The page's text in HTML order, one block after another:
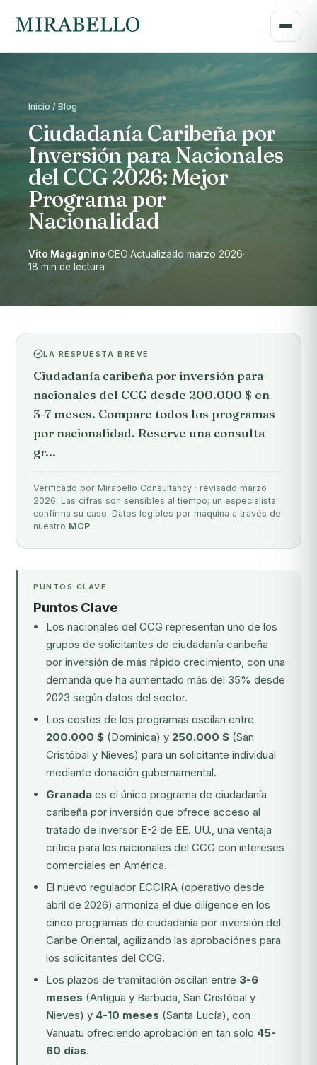
Inicio / Blog
Ciudadanía Caribeña por
Inversión para Nacionales
del CCG 2026: Mejor
Programa por
Nacionalidad
Vito Magagnino·CEO·Actualizado marzo 2026·
18 min de lectura
LA RESPUESTA BREVE
Ciudadanía caribeña por inversión para
nacionales del CCG desde 200.000 $ en
3-7 meses. Compare todos los programas
por nacionalidad. Reserve una consulta
gr...
Verificado por Mirabello Consultancy · revisado marzo
2026. Las cifras son sensibles al tiempo; un especialista
confirma su caso. Datos legibles por máquina a través de
nuestro MCP.
PUNTOS CLAVE
Puntos Clave
Los nacionales del CCG representan uno de los
grupos de solicitantes de ciudadanía caribeña
por inversión de más rápido crecimiento, con una
demanda que ha aumentado más del 35% desde
2023 según datos del sector.
Los costes de los programas oscilan entre
200.000 $ (Dominica) y 250.000 $ (San
Cristóbal y Nieves) para un solicitante individual
mediante donación gubernamental.
Granada es el único programa de ciudadanía
caribeña por inversión que ofrece acceso al
tratado de inversor E-2 de EE. UU., una ventaja
crítica para los nacionales del CCG con intereses
comerciales en América.
El nuevo regulador ECCIRA (operativo desde
abril de 2026) armoniza el due diligence en los
cinco programas de ciudadanía por inversión del
Caribe Oriental, agilizando las aprobaciónes para
los solicitantes del CCG.
Los plazos de tramitación oscilan entre 3-6
meses (Antigua y Barbuda, San Cristóbal y
Nieves) y 4-10 meses (Santa Lucía), con
Vanuatu ofreciendo aprobación en tan solo 45-
60 días.